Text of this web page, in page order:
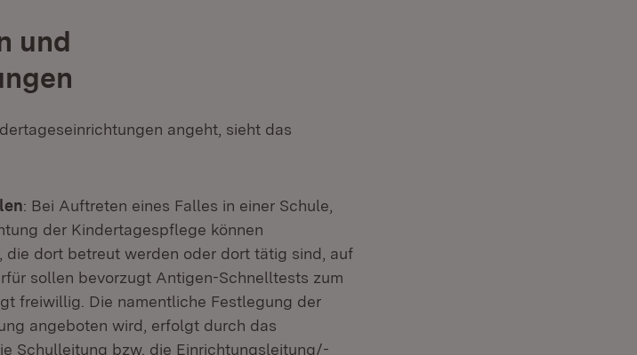
und
angeht, sieht das
: Bei Auftreten eines Falles in einer Schule,
der Kindertagespflege können
die dort betreut werden oder dort tätig sind, auf
sollen bevorzugt Antigen-Schnelltests zum
freiwillig. Die namentliche Festlegung der
angeboten wird, erfolgt durch das
Schulleitung bzw. die Einrichtungsleitung/-